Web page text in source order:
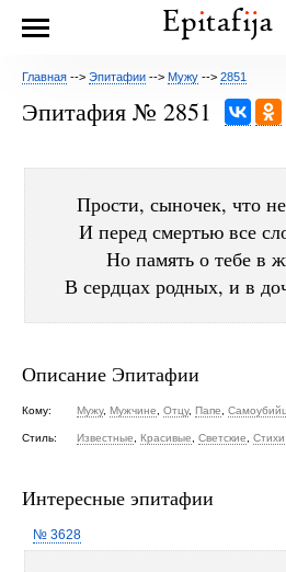
Главная --> Эпитафии --> Мужу --> 2851
Эпитафия № 2851
Прости, сыночек, что не
И перед смертью все
Но память о тебе в
В сердцах родных, и в
Описание Эпитафии
Кому: Мужу, Мужчине Отцу, Папе
Стиль: Известные Красивые Светские Стихи
Интересные эпитафии
№ 3628